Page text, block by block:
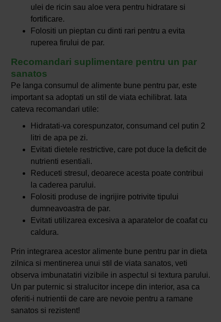
ulei de ricin sau aloe vera pentru hidratare si
fortificare.
Folositi un pieptan cu dinti rari pentru a evita
ruperea firului de par.
Recomandari suplimentare pentru un par
sanatos
Pe langa consumul de alimente bune pentru par, este
important sa adoptati un stil de viata echilibrat. Iata
cateva recomandari utile:
Hidratati-va corespunzator, consumand cel putin 2
litri de apa pe zi.
Evitati dietele restrictive, care pot duce la deficit de
nutrienti esentiali.
Reduceti stresul, deoarece acesta poate contribui
la caderea parului.
Folositi produse de ingrijire potrivite tipului
dumneavoastra de par.
Evitati utilizarea excesiva a aparatelor de coafat cu
caldura.
Prin integrarea acestor alimente bune pentru par in dieta
zilnica si mentinerea unui stil de viata sanatos, veti
observa imbunatatiri vizibile in aspectul si textura parului.
Un par puternic si stralucitor incepe din interior, asa ca
oferiti-i nutrientii de care are nevoie pentru a ramane
sanatos si rezistent!